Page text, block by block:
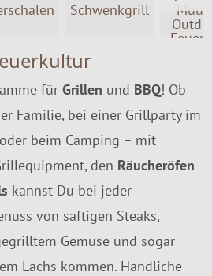
Schwenkgrill
für Grillen und BBQ! Ob
Familie, bei einer Grillparty im
beim Camping – mit
den Räucheröfen
kannst Du bei jeder
von saftigen Steaks,
Gemüse und sogar
Lachs kommen. Handliche